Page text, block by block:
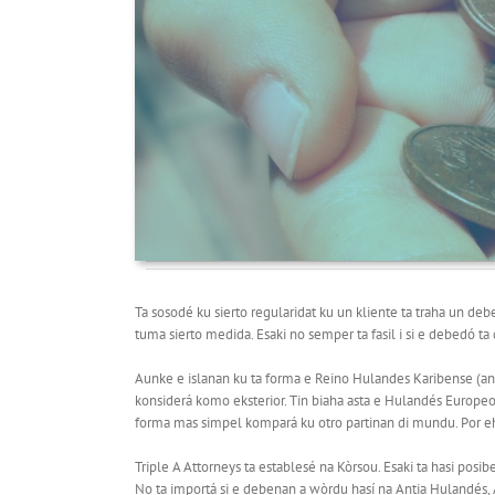
Ta sosodé ku sierto regularidat ku un kliente ta traha un
tuma sierto medida. Esaki no semper ta fasil i si e debedó
Aunke e islanan ku ta forma e Reino Hulandes Karibense
konsiderá komo eksterior. Tin biaha asta e Hulandés
forma mas simpel kompará ku otro partinan di mundu. Por
Triple A Attorneys ta establesé na Kòrsou. Esaki ta hasi
No ta importá si e debenan a wòrdu hasí na Antia